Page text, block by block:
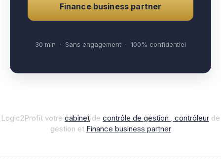
Finance business partner
30 min · Sans engagement · 100% confidentiel
Logic2Profit votre cabinet de contrôle de gestion , contrôleur de
gestion et Finance business partner